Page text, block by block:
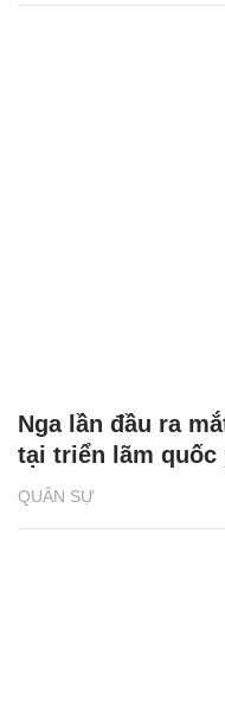
QUÂN SỰ
Nga lần đầu ra
tại triển lãm quốc